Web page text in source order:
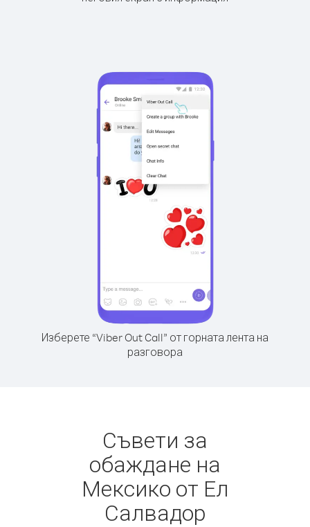
Изберете “Viber Out Call” от горната лента на
разговора
Съвети за
обаждане на
Мексико от Ел
Салвадор